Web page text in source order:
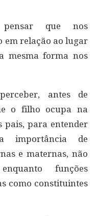
pensar que nos
em relação ao lugar
mesma forma nos
antes de
o filho ocupa na
pais, para entender
importância de
e maternas, não
funções
como constituintes